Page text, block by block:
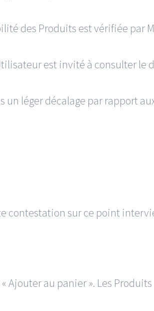
des Produits est vérifiée par
est invité à consulter le
un léger décalage par rapport
contestation sur ce point
Ajouter au panier ». Les Produits